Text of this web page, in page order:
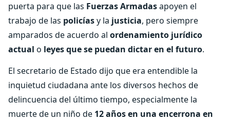
puerta para que las Fuerzas Armadasapoyen el
trabajo de las policíasy la justicia, pero siempre
amparados de acuerdo al ordenamiento jurídico
actual o leyes que se puedan dictar en el futuro.
El secretario de Estado dijo que era entendible la
inquietud ciudadana ante los diversos hechos de
delincuencia del último tiempo, especialmente la
muerte de un niño de 12 años en una encerrona en